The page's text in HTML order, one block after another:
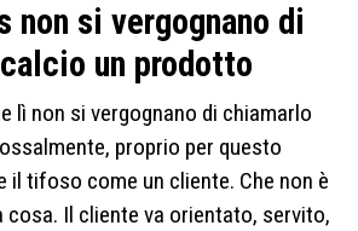
non si vergognano di
un prodotto
lì non si vergognano di chiamarlo
proprio per questo
il tifoso come un cliente. Che non è
cosa. Il cliente va orientato, servito,